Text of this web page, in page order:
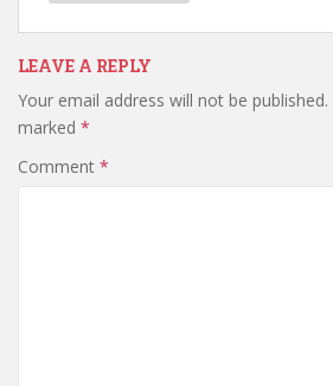
LEAVE A REPLY
Your email address will not be published.
marked *
Comment *